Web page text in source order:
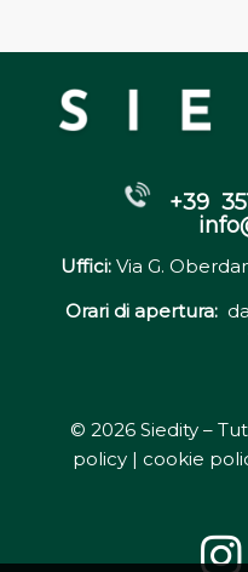
+39
Uffici: Via G.
Orari di apertura:
© 2026 Siedity –
policy | cookie